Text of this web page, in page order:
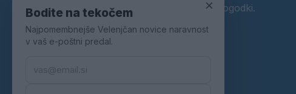
okolice. Aktualne novice, šport, kultura, dogodki.
Povezujemo Velenje.
×
Bodite na tekočem
Najpomembnejše Velenjčan novice naravnost
v vaš e-poštni predal.